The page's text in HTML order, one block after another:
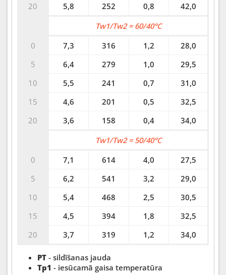
20
5,8
252 0,8 42,0
0
5
10
15
20
Tw1/Tw2 = 60/40°C
7,3
316 1,2
28,0
6,4
279 1,0
29,5
5,5
241 0,7
31,0
4,6
201 0,5
32,5
3,6
158 0,4 34,0
0
5
10
15
20
Tw1/Tw2 = 50/40°C
7,1
614 4,0
27,5
6,2
541 3,2
29,0
5,4
468 2,5
30,5
4,5
394 1,8
32,5
3,7
319 1,2 34,0
PT- sildīšanas jauda
Tp1 - iesūcamā gaisa temperatūra